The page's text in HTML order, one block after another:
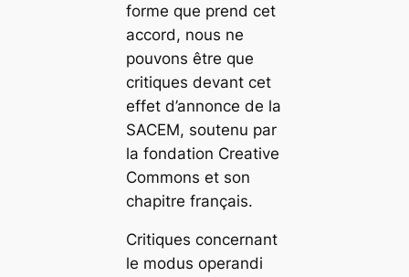
forme que prend cet
accord, nous ne
pouvons être que
critiques devant cet
effet d’annonce de la
SACEM, soutenu par
la fondation Creative
Commons et son
chapitre français.
Critiques concernant
le modus operandi